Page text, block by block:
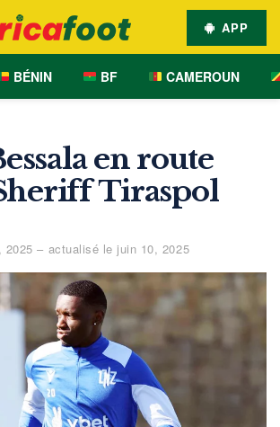
APP
BÉNIN BF CAMEROUN
en route
Tiraspol
2025 – actualisé le juin 10, 2025